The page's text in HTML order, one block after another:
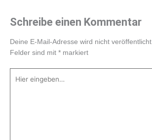
Schreibe einen Kommentar
Deine E-Mail-Adresse wird nicht veröffentlicht.
Felder sind mit * markiert
eingeben…